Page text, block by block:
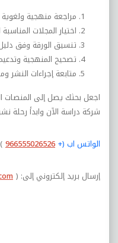
مراجعة منهجية
اختيار المجلات
تنسيق الورقة وفق
تصحيح المنهجية
متابعة إجراءات النشر
اجعل بحثك يصل إلى المنصات
شركة دراسة الآن وابدأ رحلة
الواتس اب (+
966555026526
)
إرسال بريد إلكتروني إلى: (